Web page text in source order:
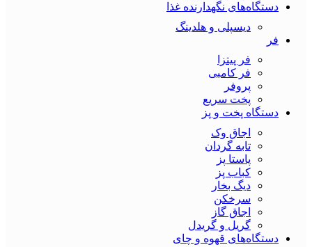
دستگاه‌های نگهدارنده غذا
دیسپلی و هلدینگ
فر
فر پیتزا
فر کامبی
پروفر
پخت سریع
دستگاه‌ پخت و پز
اجاق وک
تابه گردان
پاستا پز
کباب پز
دیگ بخار
سرخکن
اجاق گاز
گریل و گریدل
دستگاه‌های قهوه و چای